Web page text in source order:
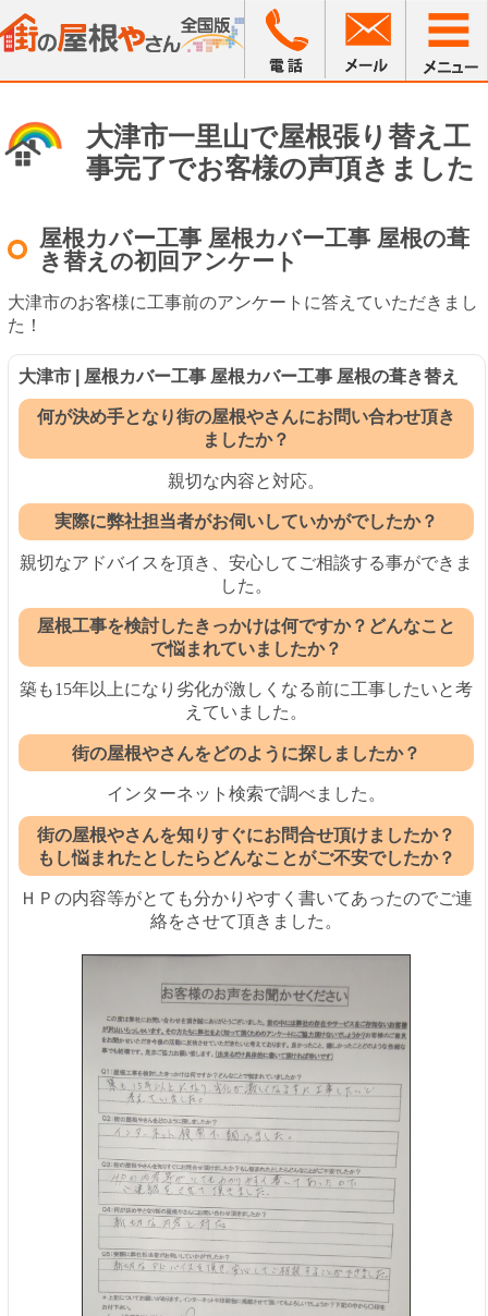
大津市一里山で屋根張り替え工
事完了でお客様の声頂きました
屋根カバー工事 屋根カバー工事 屋根の葺
き替えの初回アンケート
大津市のお客様に工事前のアンケートに答えていただきまし
た！
大津市 | 屋根カバー工事 屋根カバー工事 屋根の葺き替え
何が決め手となり街の屋根やさんにお問い合わせ頂き
ましたか？
親切な内容と対応。
実際に弊社担当者がお伺いしていかがでしたか？
親切なアドバイスを頂き、安心してご相談する事ができま
した。
屋根工事を検討したきっかけは何ですか？どんなこと
で悩まれていましたか？
築も15年以上になり劣化が激しくなる前に工事したいと考
えていました。
街の屋根やさんをどのように探しましたか？
インターネット検索で調べました。
街の屋根やさんを知りすぐにお問合せ頂けましたか？
もし悩まれたとしたらどんなことがご不安でしたか？
ＨＰの内容等がとても分かりやすく書いてあったのでご連
絡をさせて頂きました。